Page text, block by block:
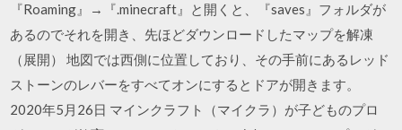
『Roaming』→『.minecraft』と開くと、『saves』フォルダが
あるのでそれを開き、先ほどダウンロードしたマップを解凍
（展開） 地図では西側に位置しており、その手前にあるレッド
ストーンのレバーをすべてオンにするとドアが開きます。
2020年5月26日 マインクラフト（マイクラ）が子どものプロ